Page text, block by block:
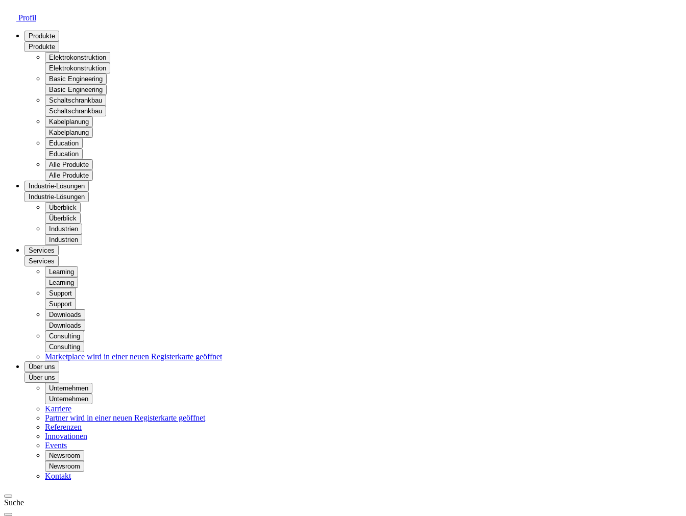
Profil
Produkte
Produkte
Elektrokonstruktion
Elektrokonstruktion
Basic Engineering
Basic Engineering
Schaltschrankbau
Schaltschrankbau
Kabelplanung
Kabelplanung
Education
Education
Alle Produkte
Alle Produkte
Industrie-Lösungen
Industrie-Lösungen
Überblick
Überblick
Industrien
Industrien
Services
Services
Learning
Learning
Support
Support
Downloads
Downloads
Consulting
Consulting
Marketplace wird in einer neuen Registerkarte geöffnet
Über uns
Über uns
Unternehmen
Unternehmen
Karriere
Partnerwird in einer neuen Registerkarte geöffnet
Referenzen
Innovationen
Events
Newsroom
Newsroom
Kontakt
Suche